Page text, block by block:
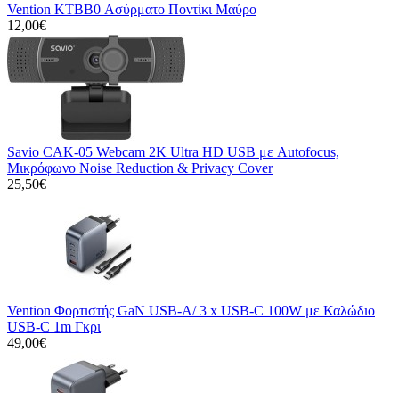
Vention KTBB0 Ασύρματο Ποντίκι Μαύρο
12,00€
Savio CAK-05 Webcam 2K Ultra HD USB με Autofocus,
Μικρόφωνο Noise Reduction & Privacy Cover
25,50€
Vention Φορτιστής GaN USB-A/ 3 x USB-C 100W με Καλώδιο
USB-C 1m Γκρι
49,00€